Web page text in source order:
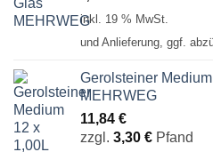
inkl. 19 % MwSt.
und Anlieferung, ggf.
Gerolsteiner
MEHRWEG
11,84 €
zzgl. 3,30 € Pfand